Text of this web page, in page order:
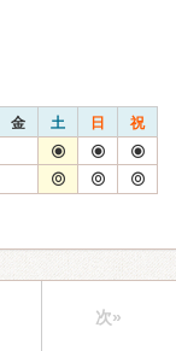
金 土 日 祝
次»